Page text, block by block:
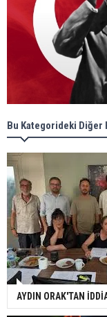
Bu Kategorideki Diğer
AYDIN ORAK'TAN